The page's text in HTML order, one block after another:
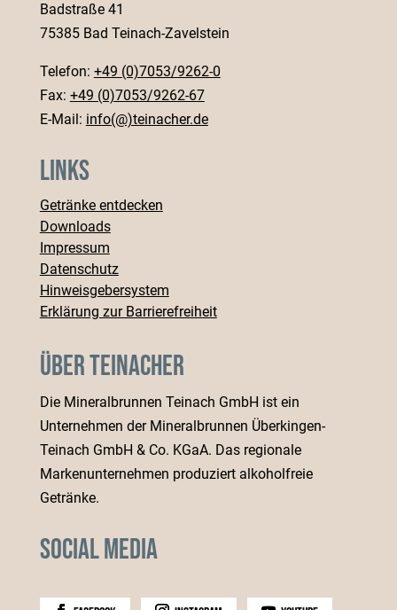
Badstraße 41
75385 Bad Teinach-Zavelstein
Telefon: +49 (0)7053/9262-0
Fax: +49 (0)7053/9262-67
E-Mail: info(@)teinacher.de
Links
Getränke entdecken
Downloads
Impressum
Datenschutz
Hinweisgebersystem
Erklärung zur Barrierefreiheit
Über Teinacher
Die Mineralbrunnen Teinach GmbH ist ein
Unternehmen der Mineralbrunnen Überkingen-
Teinach GmbH & Co. KGaA. Das regionale
Markenunternehmen produziert alkoholfreie
Getränke.
Social Media